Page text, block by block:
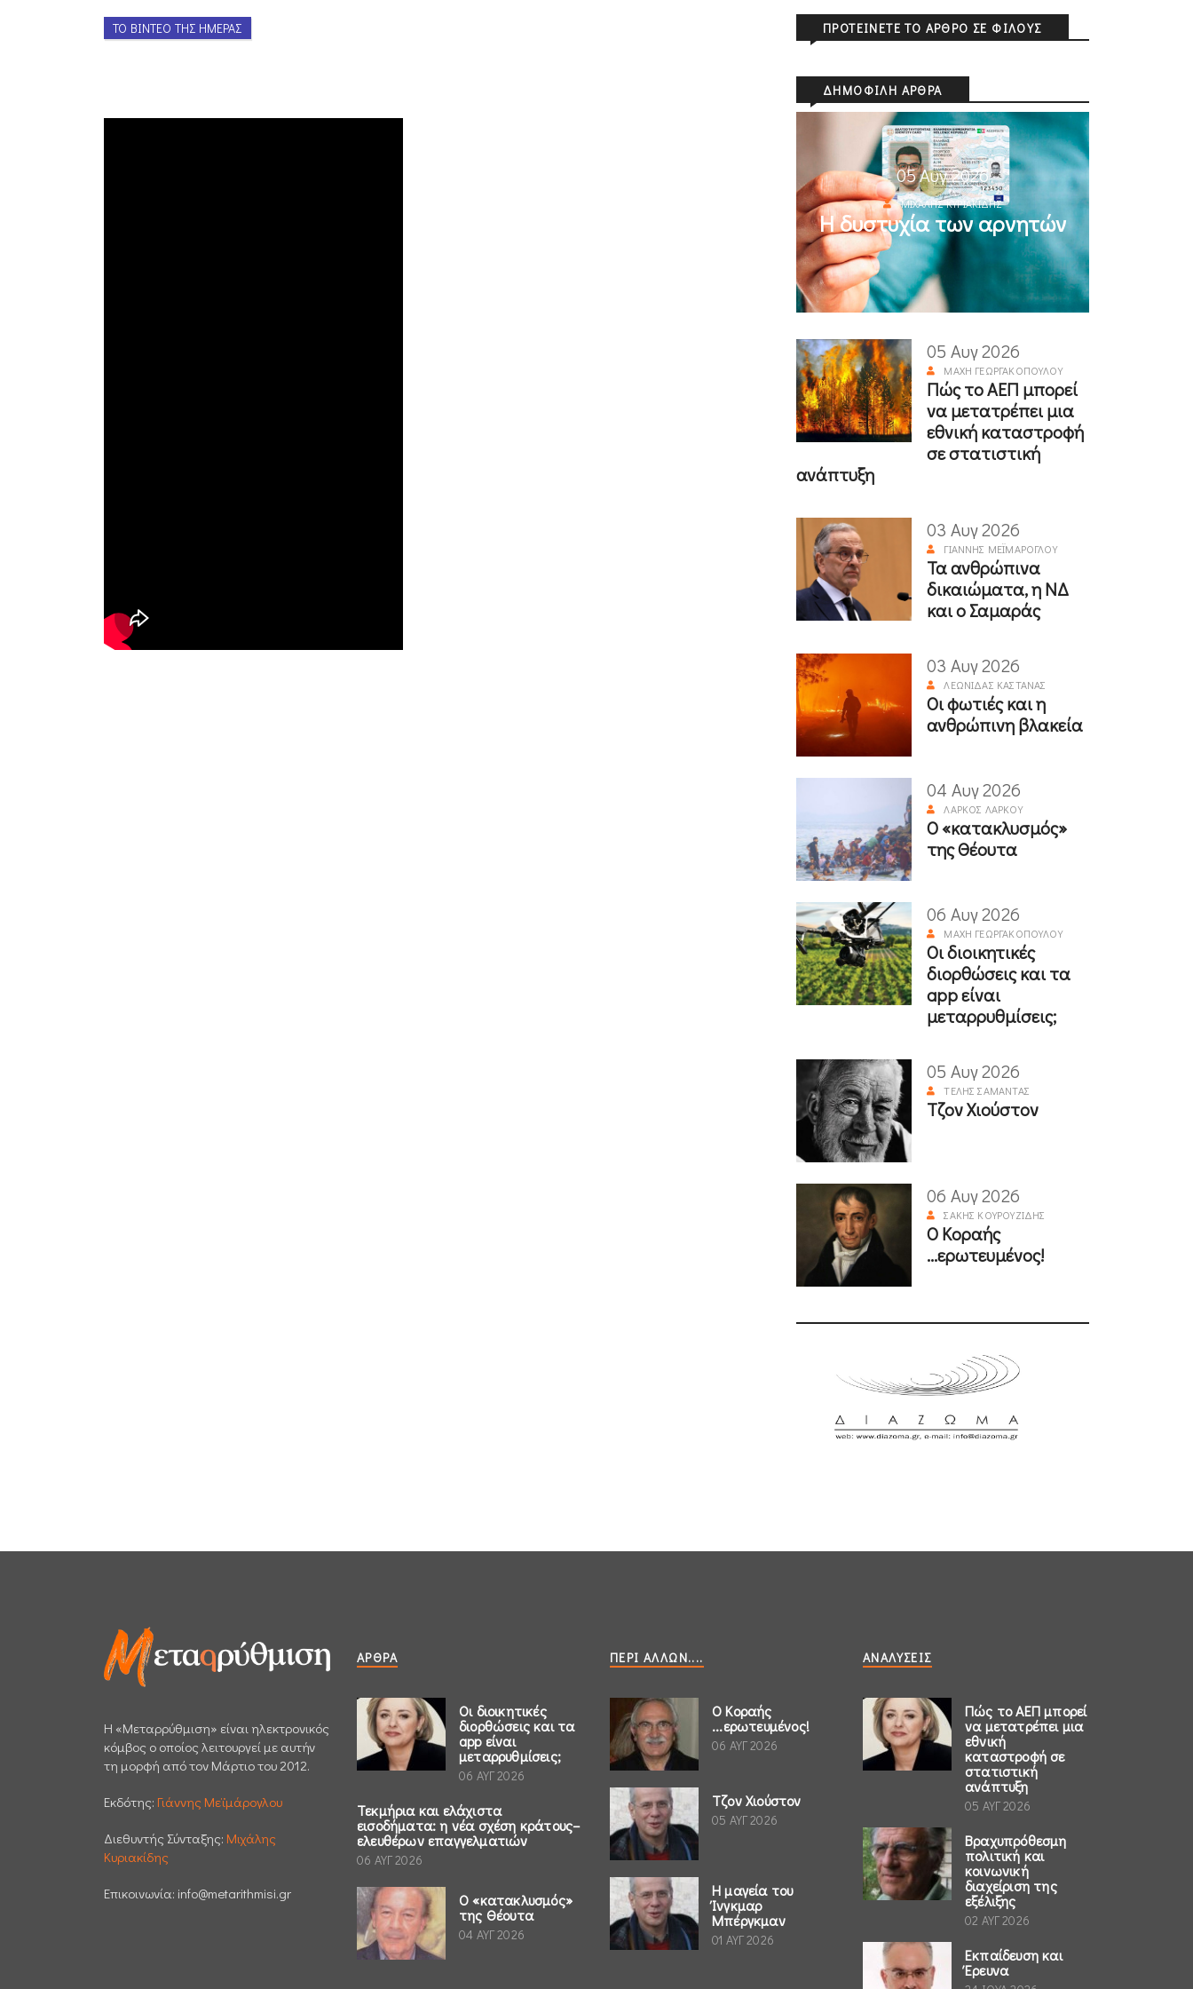
ΤΟ ΒΊΝΤΕΟ ΤΗΣ ΗΜΈΡΑΣ ΠΡΟΤΕΊΝΕΤΕ ΤΟ ΆΡΘΡΟ ΣΕ ΦΊΛΟΥΣ
ΔΗΜΟΦΙΛΉ ΆΡΘΡΑ
05 Αυγ 2026
ΜΙΧΆΛΗΣ ΚΥΡΙΑΚΊΔΗΣ
Η δυστυχία των αρνητών
05 Αυγ 2026
ΜΆΧΗ ΓΕΩΡΓΑΚΟΠΟΎΛΟΥ
Πώς το ΑΕΠ μπορεί
να μετατρέπει μια
εθνική καταστροφή
σε στατιστική
ανάπτυξη
03 Αυγ 2026
ΓΙΆΝΝΗΣ ΜΕΪΜΆΡΟΓΛΟΥ
Τα ανθρώπινα
δικαιώματα, η ΝΔ
και ο Σαμαράς
03 Αυγ 2026
ΛΕΩΝΊΔΑΣ ΚΑΣΤΑΝΆΣ
Οι φωτιές και η
ανθρώπινη βλακεία
04 Αυγ 2026
ΛΆΡΚΟΣ ΛΆΡΚΟΥ
Ο «κατακλυσμός»
της Θέουτα
06 Αυγ 2026
ΜΆΧΗ ΓΕΩΡΓΑΚΟΠΟΎΛΟΥ
Οι διοικητικές
διορθώσεις και τα
app είναι
μεταρρυθμίσεις;
05 Αυγ 2026
ΤΈΛΗΣ ΣΑΜΑΝΤΆΣ
Τζον Χιούστον
06 Αυγ 2026
ΣΆΚΗΣ ΚΟΥΡΟΥΖΊΔΗΣ
Ο Κοραής
...ερωτευμένος!
H «Μεταρρύθμιση» είναι ηλεκτρονικός
κόμβος ο οποίος λειτουργεί με αυτήν
τη μορφή από τον Μάρτιο του 2012.
Εκδότης: Γιάννης Μεϊμάρογλου
Διεθυντής Σύνταξης: Μιχάλης
Κυριακίδης
Επικοινωνία: info@metarithmisi.gr
ΆΡΘΡΑ
Οι διοικητικές
διορθώσεις και τα
app είναι
μεταρρυθμίσεις;
06 ΑΥΓ 2026
Τεκμήρια και ελάχιστα
εισοδήματα: η νέα σχέση κράτους–
ελευθέρων επαγγελματιών
06 ΑΥΓ 2026
Ο «κατακλυσμός»
της Θέουτα
04 ΑΥΓ 2026
ΠΕΡΊ ΆΛΛΩΝ....
Ο Κοραής
...ερωτευμένος!
06 ΑΥΓ 2026
Τζον Χιούστον
05 ΑΥΓ 2026
Η μαγεία του
Ίνγκμαρ
Μπέργκμαν
01 ΑΥΓ 2026
ΑΝΑΛΎΣΕΙΣ
Πώς το ΑΕΠ μπορεί
να μετατρέπει μια
εθνική
καταστροφή σε
στατιστική
ανάπτυξη
05 ΑΥΓ 2026
Βραχυπρόθεσμη
πολιτική και
κοινωνική
διαχείριση της
εξέλιξης
02 ΑΥΓ 2026
Εκπαίδευση και
Έρευνα